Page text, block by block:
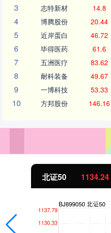
3 志特新材 14.8
4 博腾股份 20.44
5 近岸蛋白 46.72
6 毕得医药 61.6
7 五洲医疗 83.62
8 耐科装备 49.67
9 一博科技 53.33
10 方邦股份 146.16
北证50 1134.24